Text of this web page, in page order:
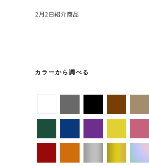
2月2日紹介商品
カラーから調べる